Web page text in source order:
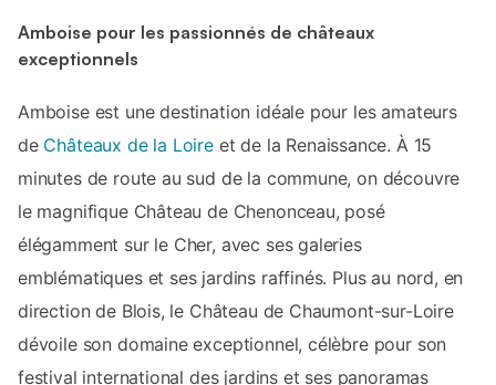
Amboise pour les passionnés de châteaux
exceptionnels
Amboise est une destination idéale pour les amateurs
de Châteaux de la Loireet de la Renaissance. À 15
minutes de route au sud de la commune, on découvre
le magnifique Château de Chenonceau, posé
élégamment sur le Cher, avec ses galeries
emblématiques et ses jardins raffinés. Plus au nord, en
direction de Blois, le Château de Chaumont-sur-Loire
dévoile son domaine exceptionnel, célèbre pour son
festival international des jardins et ses panoramas